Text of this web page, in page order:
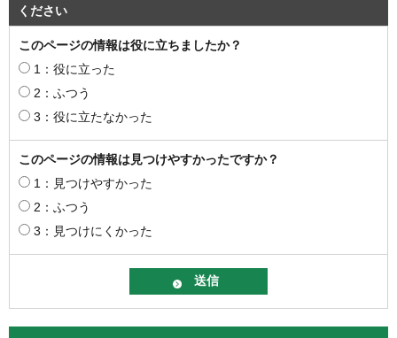
ください
このページの情報は役に立ちましたか？
1：役に立った
2：ふつう
3：役に立たなかった
このページの情報は見つけやすかったですか？
1：見つけやすかった
2：ふつう
3：見つけにくかった